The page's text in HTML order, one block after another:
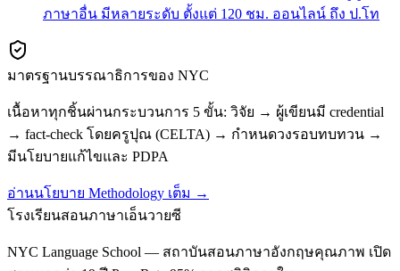
ภาษาอื่น มีหลายระดับ ตั้งแต่ 120 ชม. ออนไลน์ ถึง ป.โท
มาตรฐานบรรณาธิการของ NYC
เนื้อหาทุกชิ้นผ่านกระบวนการ 5 ขั้น: วิจัย → ผู้เขียนมี credential
→ fact-check โดยครูปุณ (CELTA) → กำหนดวงรอบทบทวน →
มีนโยบายแก้ไขและ PDPA
อ่านนโยบาย Methodology เต็ม →
โรงเรียนสอนภาษาเอ็นวายซี
NYC Language School — สถาบันสอนภาษาอังกฤษคุณภาพ เปิด